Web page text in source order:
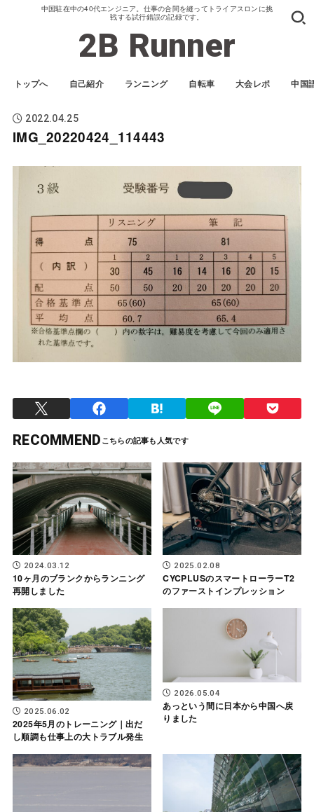
中国駐在中の40代エンジニア。仕事の合間を縫ってトライアスロンに挑
戦する試行錯誤の記録です。
2B Runner
トップへ 自己紹介 ランニング 自転車 大会レポ 中国
2022.04.25
IMG_20220424_114443
RECOMMEND
2024.03.12
10ヶ月のブランクからランニング
再開しました
2025.02.08
CYCPLUSのスマートローラーT2
のファーストインプレッション
2025.06.02
2025年5月のトレーニング｜出だ
し順調も仕事上の大トラブル発生
2026.05.04
あっという間に日本から中国へ戻
りました